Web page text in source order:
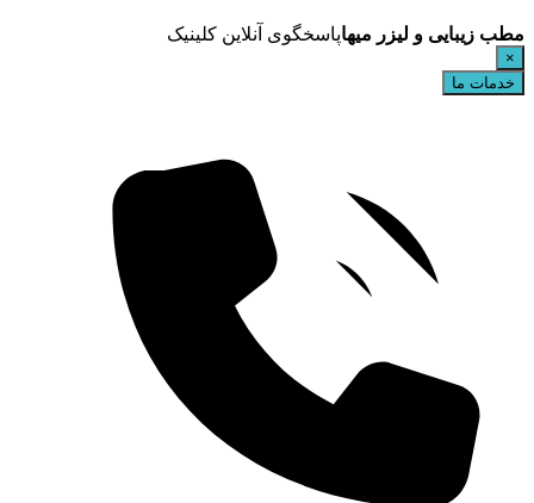
مطب زیبایی و لیزر میهاپاسخگوی آنلاین کلینیک
×
خدمات ما